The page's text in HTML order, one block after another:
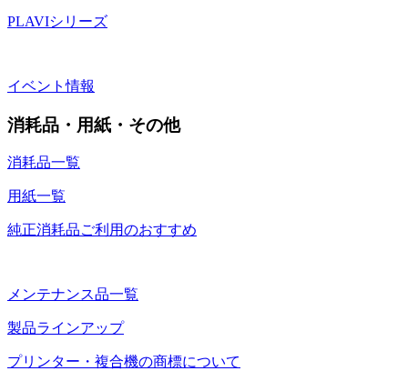
PLAVIシリーズ
イベント情報
消耗品・用紙・その他
消耗品一覧
用紙一覧
純正消耗品ご利用のおすすめ
メンテナンス品一覧
製品ラインアップ
プリンター・複合機の商標について